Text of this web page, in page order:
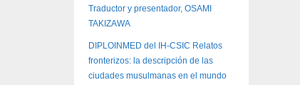
Traductor y presentador, OSAMI
TAKIZAWA
DIPLOINMED del IH-CSIC Relatos
fronterizos: la descripción de las
ciudades musulmanas en el mundo